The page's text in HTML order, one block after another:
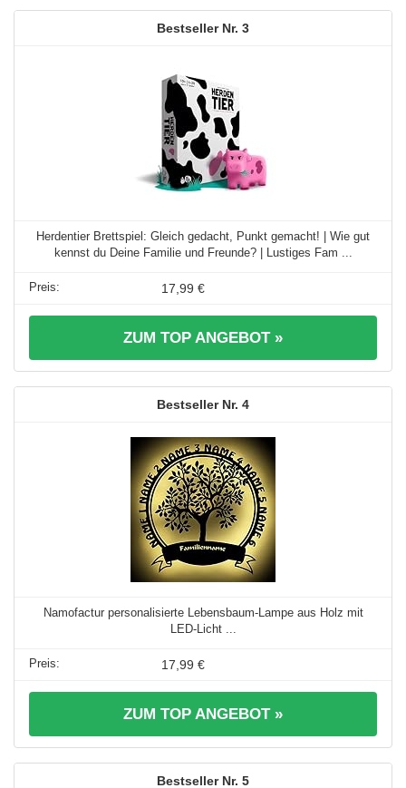
3
Herdentier Brettspiel: Gleich gedacht, Punkt gemacht! | Wie gut
kennst du Deine Familie und Freunde? | Lustiges Fam ...
17,99 €
ZUM TOP ANGEBOT »
4
Namofactur personalisierte Lebensbaum-Lampe aus Holz mit
LED-Licht ...
17,99 €
ZUM TOP ANGEBOT »
5